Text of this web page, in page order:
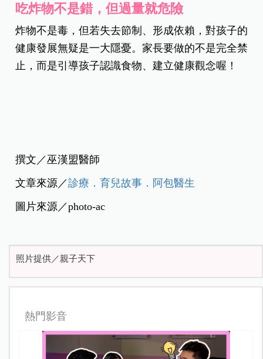
吃炸物不是錯，但過量就危險
炸物不是毒，但若失去節制、形成依賴，對孩子的
健康發展無疑是一大隱憂。家長要做的不是完全禁
止，而是引導孩子認識食物、建立健康觀念喔！
撰文／巫漢盟醫師
文章來源／診療．育兒故事．阿包醫生
圖片來源／photo-ac
照片提供／親子天下
熱門影音